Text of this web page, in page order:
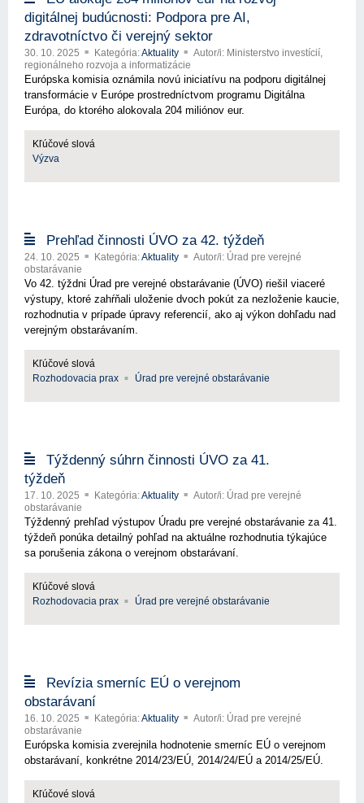
digitálnej budúcnosti: Podpora pre AI,
zdravotníctvo či verejný sektor
30. 10. 2025 Kategória:Aktuality
Autor/i: Ministerstvo investícií,
regionálneho rozvoja a informatizácie
Európska komisia oznámila novú iniciatívu na podporu digitálnej
transformácie v Európe prostredníctvom programu Digitálna
Európa, do ktorého alokovala 204 miliónov eur.
Kľúčové slová
Výzva
Prehľad činnosti ÚVO za 42. týždeň
24. 10. 2025 Kategória:Aktuality
Autor/i: Úrad pre verejné
obstarávanie
Vo 42. týždni Úrad pre verejné obstarávanie (ÚVO) riešil viaceré
výstupy, ktoré zahŕňali uloženie dvoch pokút za nezloženie kaucie,
rozhodnutia v prípade úpravy referencií, ako aj výkon dohľadu nad
verejným obstarávaním.
Kľúčové slová
Rozhodovacia prax
Úrad pre verejné obstarávanie
Týždenný súhrn činnosti ÚVO za 41.
týždeň
17. 10. 2025 Kategória:Aktuality
Autor/i: Úrad pre verejné
obstarávanie
Týždenný prehľad výstupov Úradu pre verejné obstarávanie za 41.
týždeň ponúka detailný pohľad na aktuálne rozhodnutia týkajúce
sa porušenia zákona o verejnom obstarávaní.
Kľúčové slová
Rozhodovacia prax
Úrad pre verejné obstarávanie
Revízia smerníc EÚ o verejnom
obstarávaní
16. 10. 2025 Kategória:Aktuality
Autor/i: Úrad pre verejné
obstarávanie
Európska komisia zverejnila hodnotenie smerníc EÚ o verejnom
obstarávaní, konkrétne 2014/23/EÚ, 2014/24/EÚ a 2014/25/EÚ.
Kľúčové slová